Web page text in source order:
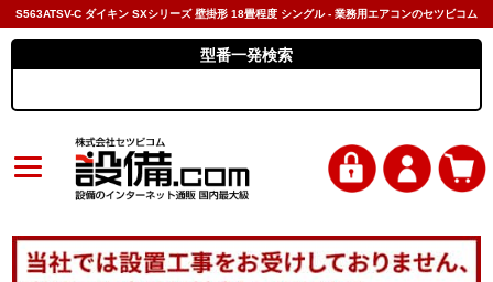
S563ATSV-C ダイキン SXシリーズ 壁掛形 18畳程度 シングル - 業務用エアコンのセツビコム
型番一発検索